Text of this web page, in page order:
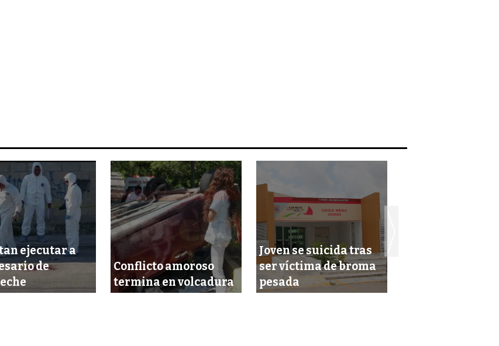
ejecutar a
de
Conflicto amoroso
termina en volcadura
Joven se suicida tras
ser víctima de broma
pesada